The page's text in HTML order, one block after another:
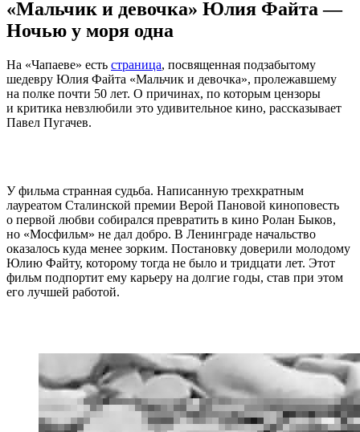
«Мальчик и девочка» Юлия Файта —
Ночью у моря одна
На «Чапаеве» есть страница, посвященная подзабытому
шедевру Юлия Файта «Мальчик и девочка», пролежавшему
на полке почти 50 лет. О причинах, по которым цензоры
и критика невзлюбили это удивительное кино, рассказывает
Павел Пугачев.
У фильма странная судьба. Написанную трехкратным
лауреатом Сталинской премии Верой Пановой киноповесть
о первой любви собирался превратить в кино Ролан Быков,
но «Мосфильм» не дал добро. В Ленинграде начальство
оказалось куда менее зорким. Постановку доверили молодому
Юлию Файту, которому тогда не было и тридцати лет. Этот
фильм подпортит ему карьеру на долгие годы, став при этом
его лучшей работой.